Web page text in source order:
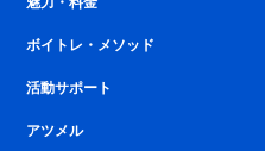
ボイトレ・メソッド
活動サポート
アツメル